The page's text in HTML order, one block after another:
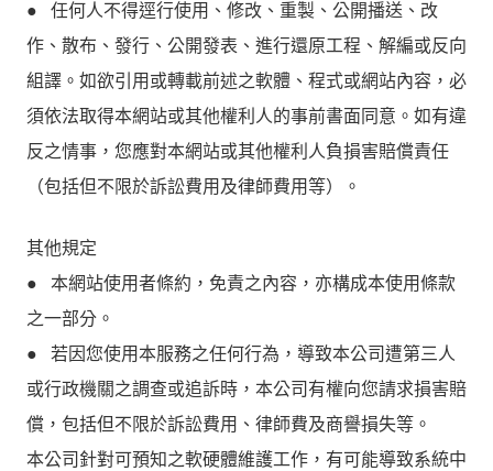
● 任何人不得逕行使用、修改、重製、公開播送、改
作、散布、發行、公開發表、進行還原工程、解編或反向
組譯。如欲引用或轉載前述之軟體、程式或網站內容，必
須依法取得本網站或其他權利人的事前書面同意。如有違
反之情事，您應對本網站或其他權利人負損害賠償責任
（包括但不限於訴訟費用及律師費用等）。
其他規定
● 本網站使用者條約，免責之內容，亦構成本使用條款
之一部分。
● 若因您使用本服務之任何行為，導致本公司遭第三人
或行政機關之調查或追訴時，本公司有權向您請求損害賠
償，包括但不限於訴訟費用、律師費及商譽損失等。
本公司針對可預知之軟硬體維護工作，有可能導致系統中